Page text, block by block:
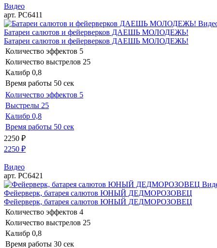
Видео
арт. РС6411
Батареи салютов и фейерверков ДАЕШЬ МОЛОДЕЖЬ!
Батареи салютов и фейерверков ДАЕШЬ МОЛОДЕЖЬ!
Количество эффектов 5
Количество выстрелов 25
Калибр 0,8
Время работы 50 сек
Количество эффектов 5
Выстрелы 25
Калибр 0,8
Время работы 50 сек
2250 ₽
2250 ₽
Видео
арт. РС6421
Фейерверк, батарея салютов ЮНЫЙ ДЕДМОРОЗОВЕЦ
Фейерверк, батарея салютов ЮНЫЙ ДЕДМОРОЗОВЕЦ
Количество эффектов 4
Количество выстрелов 25
Калибр 0,8
Время работы 30 сек